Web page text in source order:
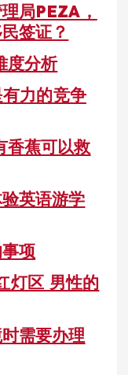
局PEZA，
签证？
度分析
力的竞争
香蕉可以救
英语游学
项
灯区 男性的
需要办理